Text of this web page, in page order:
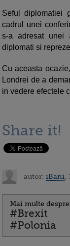
Seful diplomatiei
cadrul unei
s-a adresat unei
diplomati si
Cu aceasta
Londrei de a
in vedere efectele
Share it!
autor: iBani
Mai multe
#Brexit
#Polonia